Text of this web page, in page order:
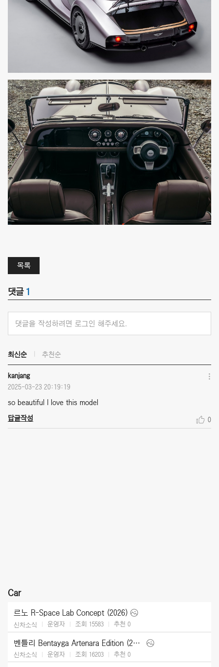
목록
댓글 1
댓글을 작성하려면 로그인 해주세요.
최신순 추천순
kanjang
2025-03-23 20:19:19
so beautiful I love this model
답글작성 0
Car
르노 R-Space Lab Concept (2026)
신차소식 운영자 조회 15583 추천 0
벤틀리 Bentayga Artenara Edition (2027)
신차소식 운영자 조회 16203 추천 0